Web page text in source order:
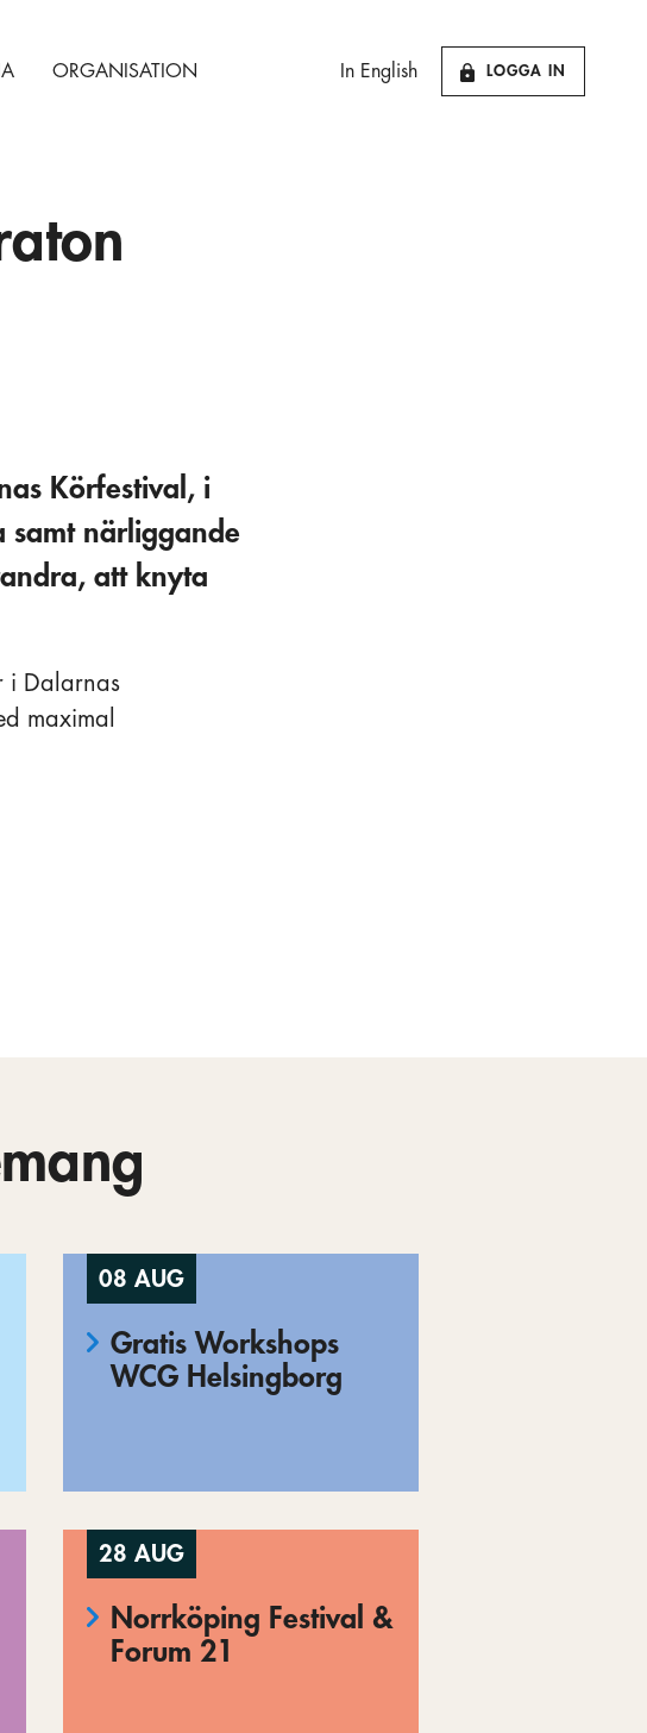
ORGANISATION In English LOGGA IN
Körfestival, i
samt närliggande
att knyta
i Dalarnas
maximal
08 AUG
Gratis Workshops
WCG Helsingborg
28 AUG
Norrköping Festival &
Forum 21